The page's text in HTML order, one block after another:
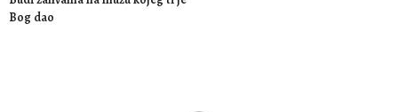
Bog dao